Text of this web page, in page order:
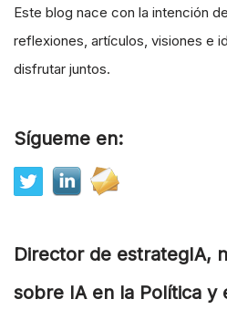
Este blog nace con la intención
reflexiones, artículos, visiones e
disfrutar juntos.
Sígueme en:
Director de estrategIA,
sobre IA en la Política y